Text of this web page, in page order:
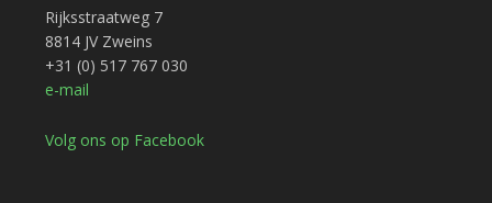
Rijksstraatweg 7
8814 JV Zweins
+31 (0) 517 767 030
e-mail
Volg ons op Facebook